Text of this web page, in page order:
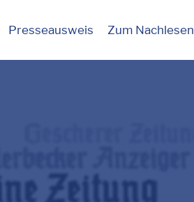
Presseausweis Zum Nachlesen